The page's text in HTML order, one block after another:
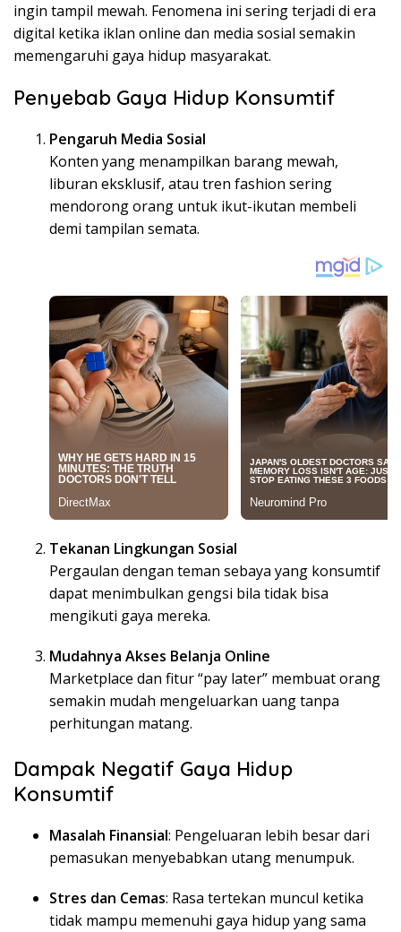
ingin tampil mewah. Fenomena ini sering terjadi di era
digital ketika iklan online dan media sosial semakin
memengaruhi gaya hidup masyarakat.
Penyebab Gaya Hidup Konsumtif
Pengaruh Media Sosial
Konten yang menampilkan barang mewah,
liburan eksklusif, atau tren fashion sering
mendorong orang untuk ikut-ikutan membeli
demi tampilan semata.
Tekanan Lingkungan Sosial
Pergaulan dengan teman sebaya yang konsumtif
dapat menimbulkan gengsi bila tidak bisa
mengikuti gaya mereka.
Mudahnya Akses Belanja Online
Marketplace dan fitur “pay later” membuat orang
semakin mudah mengeluarkan uang tanpa
perhitungan matang.
Dampak Negatif Gaya Hidup
Konsumtif
Masalah Finansial: Pengeluaran lebih besar dari
pemasukan menyebabkan utang menumpuk.
Stres dan Cemas: Rasa tertekan muncul ketika
tidak mampu memenuhi gaya hidup yang sama